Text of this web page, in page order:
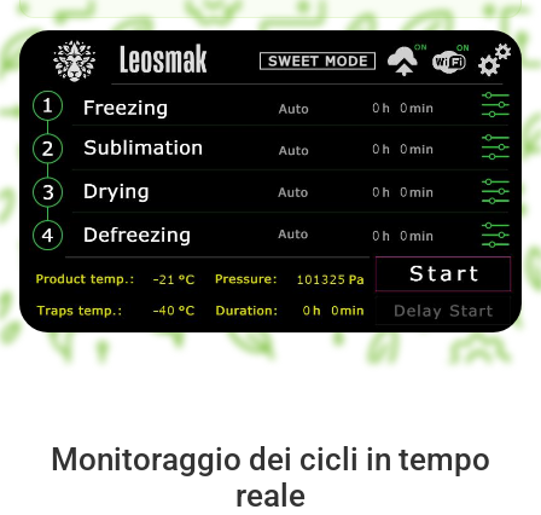
Monitoraggio dei cicli in tempo
reale